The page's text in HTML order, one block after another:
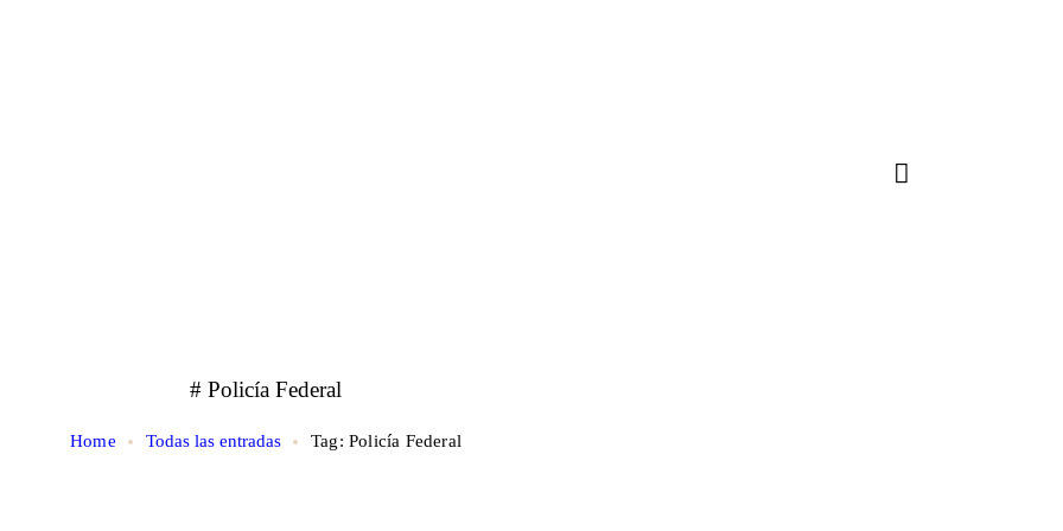
# Policía Federal
Home Todas las entradas Tag: Policía Federal